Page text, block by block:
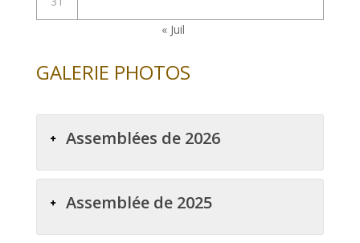
« Juil
GALERIE PHOTOS
Assemblées de 2026
Assemblée de 2025